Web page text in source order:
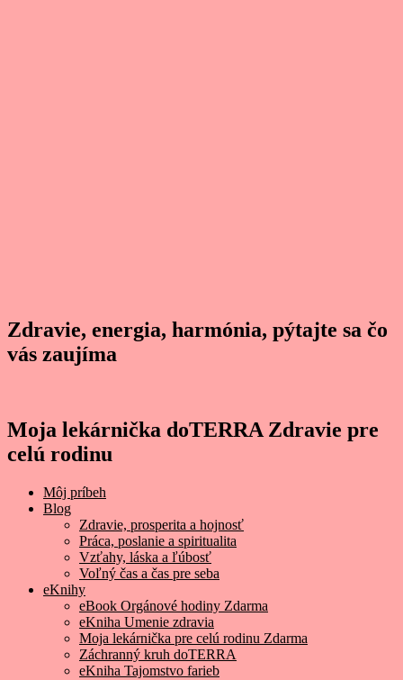
Zdravie, energia, harmónia, pýtajte sa čo
vás zaujíma
Moja lekárnička doTERRA Zdravie pre
celú rodinu
Môj príbeh
Blog
Zdravie, prosperita a hojnosť
Práca, poslanie a spiritualita
Vzťahy, láska a ľúbosť
Voľný čas a čas pre seba
eKnihy
eBook Orgánové hodiny Zdarma
eKniha Umenie zdravia
Moja lekárnička pre celú rodinu Zdarma
Záchranný kruh doTERRA
eKniha Tajomstvo farieb